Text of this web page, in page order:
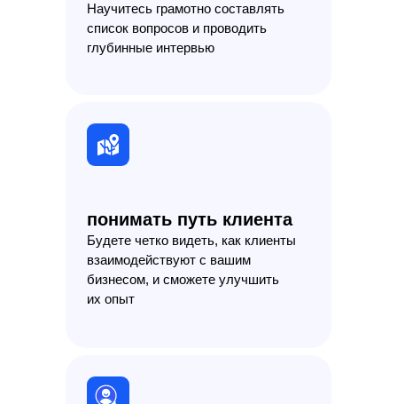
Научитесь грамотно составлять
список вопросов и проводить
глубинные интервью
понимать путь клиента
Будете четко видеть, как клиенты
взаимодействуют с вашим
бизнесом, и сможете улучшить
их опыт